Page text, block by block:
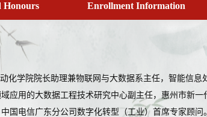
Honours Enrollment Information
化学院院长助理兼物联网与大数据系主任，智能信息
应用的大数据工程技术研究中心副主任，惠州市新一
国电信广东分公司数字化转型（工业）首席专家顾问